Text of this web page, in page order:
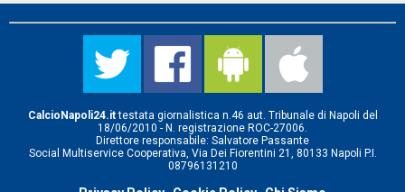
CalcioNapoli24.ittestata giornalistica n.46 aut. Tribunale di Napoli del
18/06/2010 - N. registrazione ROC-27006.
Direttore responsabile: Salvatore Passante
Social Multiservice Cooperativa, Via Dei Fiorentini 21, 80133 Napoli P.I.
08796131210